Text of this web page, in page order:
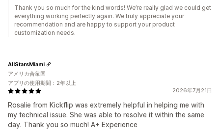
Thank you so much for the kind words! We’re really glad we could get
everything working perfectly again. We truly appreciate your
recommendation and are happy to support your product
customization needs.
2026年7月21日
Rosalie from Kickflip was extremely helpful in helping me with
my technical issue. She was able to resolve it within the same
day. Thank you so much! A+ Experience
AllStarsMiami
アメリカ合衆国
アプリの使用期間：2年以上